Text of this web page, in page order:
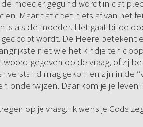
moeder gegund wordt in dat
Maar dat doet niets af van het
is als de moeder. Het gaat bij de
wordt. De Heere betekent
niet wie het kindje ten
gegeven op de vraag, of zij
verstand mag gekomen zijn in de
onderwijzen. Daar kom je je leven
op je vraag. Ik wens je Gods